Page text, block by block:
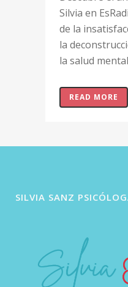
Silvia en
de la
la
la salud
READ MORE
SILVIA SANZ